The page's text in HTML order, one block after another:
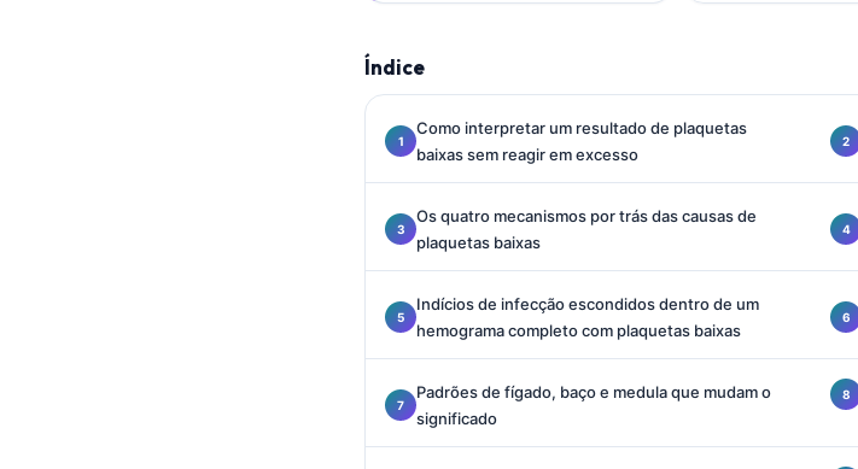
Índice
Como interpretar um resultado de plaquetas
baixas sem reagir em excesso
Os quatro mecanismos por trás das causas de
plaquetas baixas
Indícios de infecção escondidos dentro de um
hemograma completo com plaquetas baixas
Padrões de fígado, baço e medula que mudam o
significado